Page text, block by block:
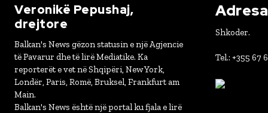
Veronikë Pepushaj,
drejtore
Balkan's News gëzon statusin e një Agjencie
të Pavarur dhe të lirë Mediatike. Ka
reporterët e vet në Shqipëri, New York,
Londër, Paris, Romë, Bruksel, Frankfurt am
Main.
Balkan's News është një portal ku fjala e lirë
Shkoder.
Tel.: +355 67